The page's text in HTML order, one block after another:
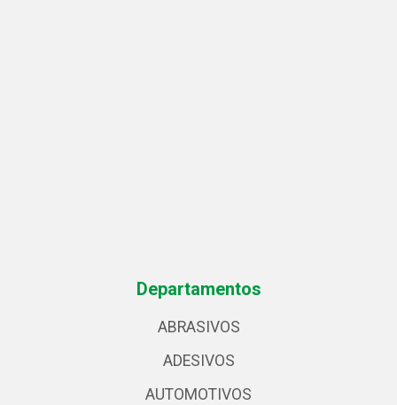
Departamentos
ABRASIVOS
ADESIVOS
AUTOMOTIVOS